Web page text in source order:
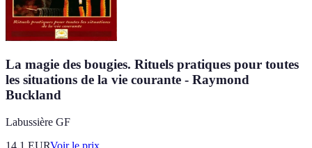
La magie des bougies. Rituels pratiques pour toutes
les situations de la vie courante - Raymond
Buckland
Labussière GF
14.1 EURVoir le prix